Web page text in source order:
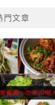
門文章